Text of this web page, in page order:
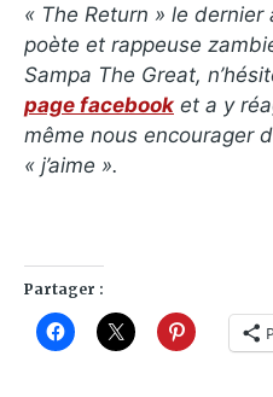
« The Return » le
poète et rappeuse
Sampa The Great,
page facebook et a y
même nous encourager
« j’aime ».
Partager :